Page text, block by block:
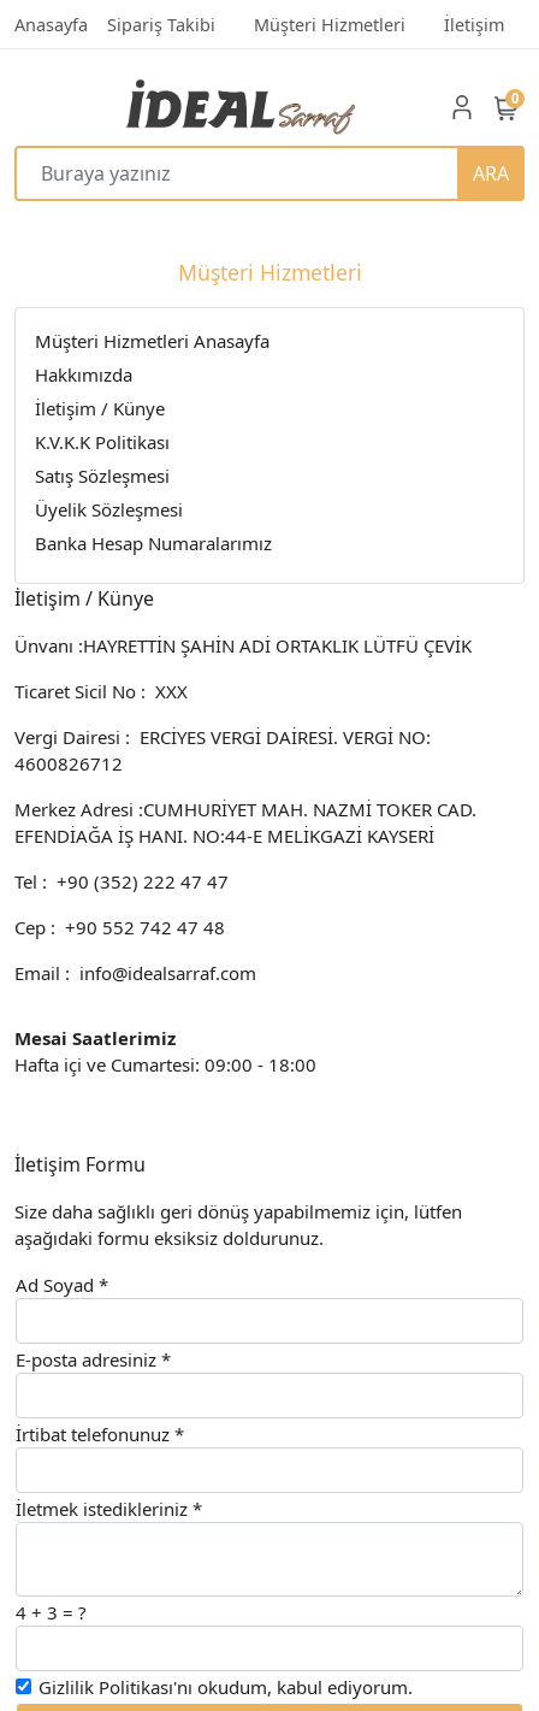
Anasayfa Sipariş Takibi Müşteri Hizmetleri İletişim
ARA
0
Müşteri Hizmetleri
Müşteri Hizmetleri Anasayfa
Hakkımızda
İletişim / Künye
K.V.K.K Politikası
Satış Sözleşmesi
Üyelik Sözleşmesi
Banka Hesap Numaralarımız
İletişim / Künye
Ünvanı :HAYRETTİN ŞAHİN ADİ ORTAKLIK LÜTFÜ ÇEVİK
Ticaret Sicil No : XXX
Vergi Dairesi : ERCİYES VERGİ DAİRESİ. VERGİ NO:
4600826712
Merkez Adresi :CUMHURİYET MAH. NAZMİ TOKER CAD.
EFENDİAĞA İŞ HANI. NO:44-E MELİKGAZİ KAYSERİ
Tel : +90 (352) 222 47 47
Cep : +90 552 742 47 48
Email : info@idealsarraf.com
Mesai Saatlerimiz
Hafta içi ve Cumartesi: 09:00 - 18:00
İletişim Formu
Size daha sağlıklı geri dönüş yapabilmemiz için, lütfen
aşağıdaki formu eksiksiz doldurunuz.
Ad Soyad *
E-posta adresiniz *
İrtibat telefonunuz *
İletmek istedikleriniz *
4 + 3 = ?
Gizlilik Politikası'nı okudum, kabul ediyorum.